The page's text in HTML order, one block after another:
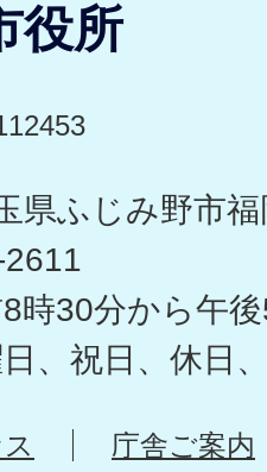
役所
県ふじみ野市
時30分から午
日、祝日、休日
庁舎ご案内